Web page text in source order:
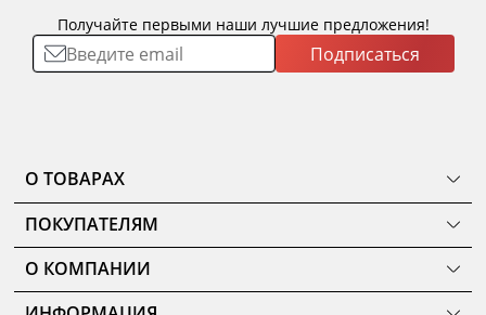
Получайте первыми наши лучшие предложения!
Подписаться
О ТОВАРАХ
ТОВАРЫ
КОМНАТЫ
КОЛЛЕКЦИИ
НОВИНКИ
РАСПРОДАЖА
ПОКУПАТЕЛЯМ
Как сделать заказ
Оплата
О ценах и скидках
О КОМПАНИИ
Наши салоны